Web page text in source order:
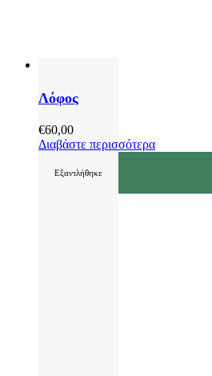
Λόφος
€60,00
Διαβάστε περισσότερα
Εξαντλήθηκε